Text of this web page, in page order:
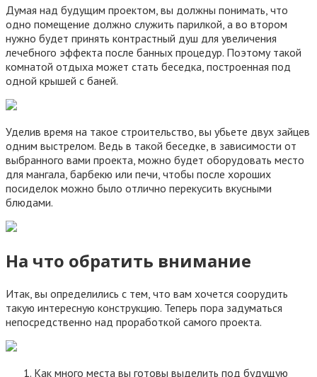
Думая над будущим проектом, вы должны понимать, что
одно помещение должно служить парилкой, а во втором
нужно будет принять контрастный душ для увеличения
лечебного эффекта после банных процедур. Поэтому такой
комнатой отдыха может стать беседка, построенная под
одной крышей с баней.
Уделив время на такое строительство, вы убьете двух зайцев
одним выстрелом. Ведь в такой беседке, в зависимости от
выбранного вами проекта, можно будет оборудовать место
для мангала, барбекю или печи, чтобы после хороших
посиделок можно было отлично перекусить вкусными
блюдами.
На что обратить внимание
Итак, вы определились с тем, что вам хочется соорудить
такую интересную конструкцию. Теперь пора задуматься
непосредственно над проработкой самого проекта.
Как много места вы готовы выделить под будущую